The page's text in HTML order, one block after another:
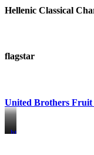
Hellenic Classical
flagstar
United Brothers
https://
https://